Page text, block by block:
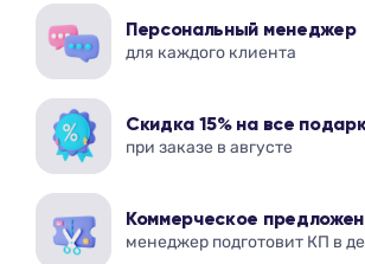
Персональный менеджер
для каждого клиента
Скидка 15% на все
при заказе в августе
Коммерческое
менеджер подготовит КП в